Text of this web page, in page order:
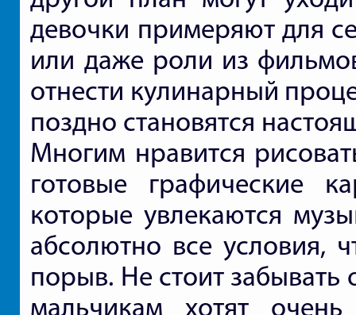
девочки примеряют для
или даже роли из
отнести кулинарный
поздно становятся
Многим нравится
готовые графические
которые увлекаются
абсолютно все условия,
порыв. Не стоит забывать
мальчикам хотят